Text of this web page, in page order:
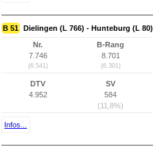
B 51 Dielingen (L 766) - Hunteburg (L 80)
Nr.
7.746
(6.541)
B-Rang
8.701
(6.301)
DTV
4.952
SV
584
(11,8%)
Infos...